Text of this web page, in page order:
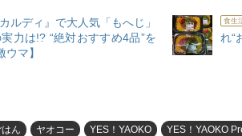
カルディ』で大人気「もへじ」
力は!? “絶対おすすめ4品”を
ウマ】
食生
れ“
ん ヤオコー YES！YAOKO YES！YAOKO